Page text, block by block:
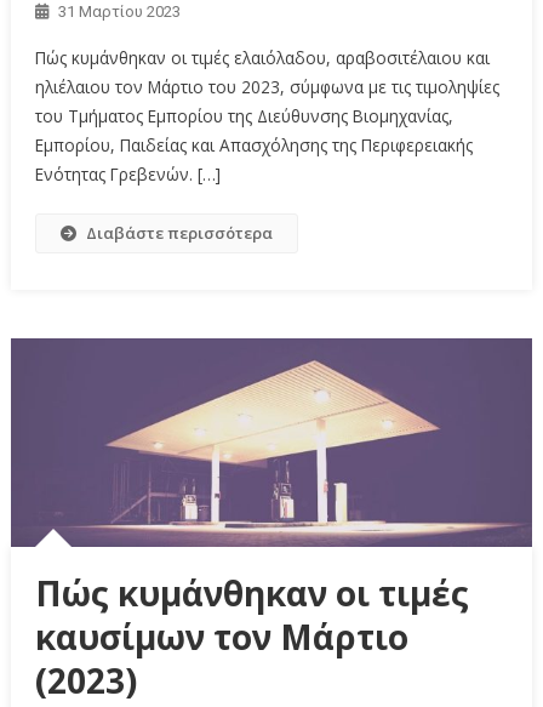
31 Μαρτίου 2023
Πώς κυμάνθηκαν οι τιμές ελαιόλαδου, αραβοσιτέλαιου και
ηλιέλαιου τον Μάρτιο του 2023, σύμφωνα με τις τιμοληψίες
του Τμήματος Εμπορίου της Διεύθυνσης Βιομηχανίας,
Εμπορίου, Παιδείας και Απασχόλησης της Περιφερειακής
Ενότητας Γρεβενών. […]
Διαβάστε περισσότερα
Πώς κυμάνθηκαν οι τιμές
καυσίμων τον Μάρτιο
(2023)